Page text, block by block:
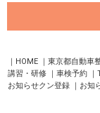
HOME 東京都自動車
講習・研修
車検予約
お知らせクン登録
お知